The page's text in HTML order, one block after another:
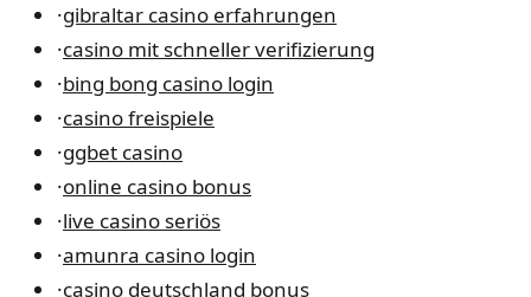
·gibraltar casino erfahrungen
·casino mit schneller verifizierung
·bing bong casino login
·casino freispiele
·ggbet casino
·online casino bonus
·live casino seriös
·amunra casino login
·casino deutschland bonus